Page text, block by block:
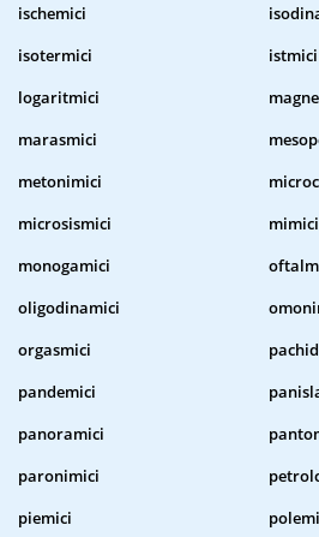
ischemici
isotermici
istmici
logaritmici
marasmici
metonimici
microsismici
mimici
monogamici
oligodinamici
orgasmici
pandemici
panoramici
paronimici
piemici